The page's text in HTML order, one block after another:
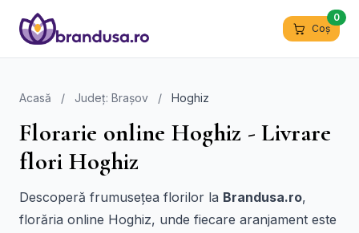
Coș
0
Acasă / Județ: Brașov / Hoghiz
Florarie online Hoghiz - Livrare
flori Hoghiz
Descoperă frumusețea florilor la Brandusa.ro,
florăria online Hoghiz, unde fiecare aranjament este